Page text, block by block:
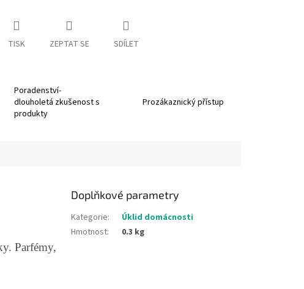
TISK ZEPTAT SE SDÍLET
Poradenství-
dlouholetá zkušenost s
produkty
Prozákaznický přístup
Parfémy,
Doplňkové parametry
Kategorie:
Úklid domácnosti
Hmotnost: 0.3 kg